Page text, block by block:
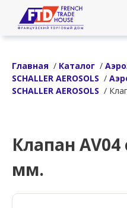
Главная / Каталог /
SCHALLER AEROSOLS /
SCHALLER AEROSOLS /
Клапан AV04
мм.